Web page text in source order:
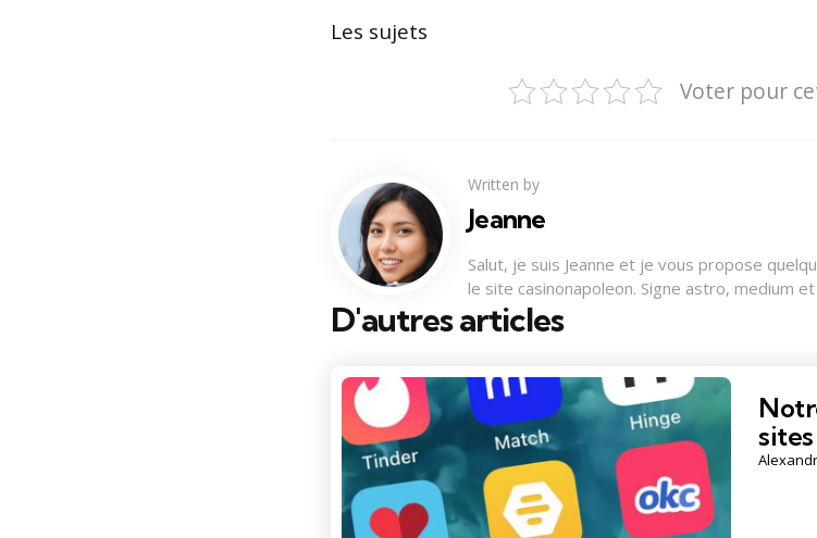
Les sujets
Voter pour
Written by
Jeanne
Salut, je suis Jeanne et je vous propose
le site casinonapoleon. Signe astro, medium
D'autres articles
Posted